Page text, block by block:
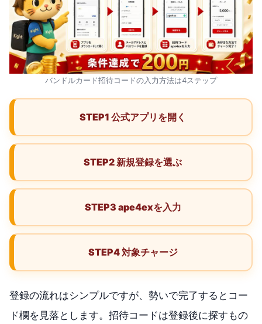
バンドルカード招待コードの入力方法は4ステップ
STEP1 公式アプリを開く
STEP2 新規登録を選ぶ
STEP3 ape4exを入力
STEP4 対象チャージ
登録の流れはシンプルですが、勢いで完了するとコー
ド欄を見落とします。招待コードは登録後に探すもの